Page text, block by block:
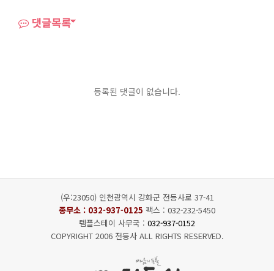
댓글목록
등록된 댓글이 없습니다.
(우:23050) 인천광역시 강화군 전등사로 37-41
종무소 : 032-937-0125 팩스 : 032-232-5450
템플스테이 사무국 : 032-937-0152
COPYRIGHT 2006 전등사 ALL RIGHTS RESERVED.